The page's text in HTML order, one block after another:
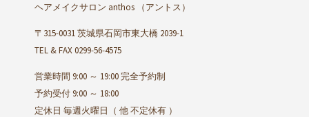
ヘアメイクサロン anthos （アントス）
〒315-0031 茨城県石岡市東大橋 2039-1
TEL & FAX 0299-56-4575
営業時間 9:00 ～ 19:00 完全予約制
予約受付 9:00 ～ 18:00
定休日 毎週火曜日（ 他 不定休有 ）